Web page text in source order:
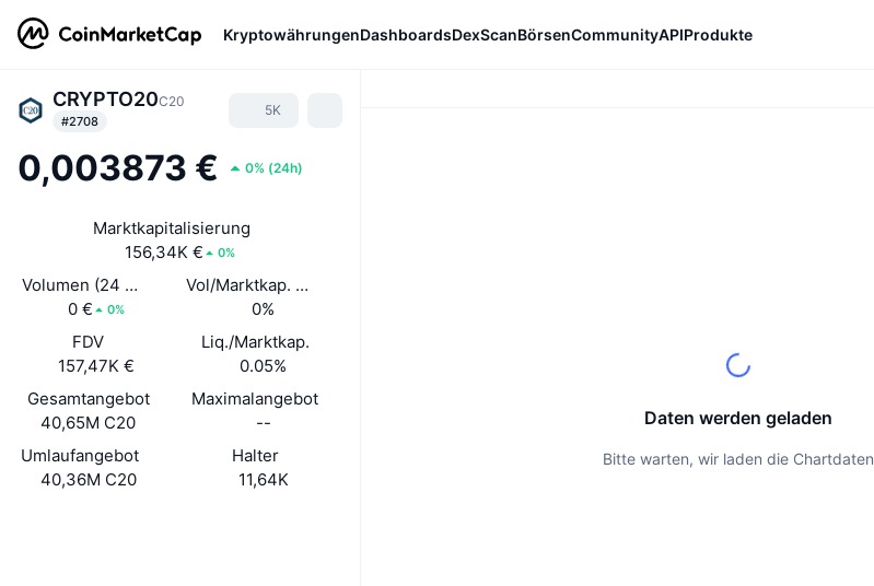
KryptowährungenDashboardsDexScanBörsenCommunityAPIProdukte
CRYPTO20C20
#2708
5K
0,003873 € 0% (24h)
Marktkapitalisierung
156,34K €
0%
Volumen (24 Std.)
0 €
0%
Vol/Marktkap. (24 h)
0%
FDV
157,47K €
Liq./Marktkap.
0.05%
Gesamtangebot
40,65M C20
Maximalangebot
--
Umlaufangebot
40,36M C20
Halter
11,64K
Daten werden geladen
Bitte warten, wir laden die Chartdaten